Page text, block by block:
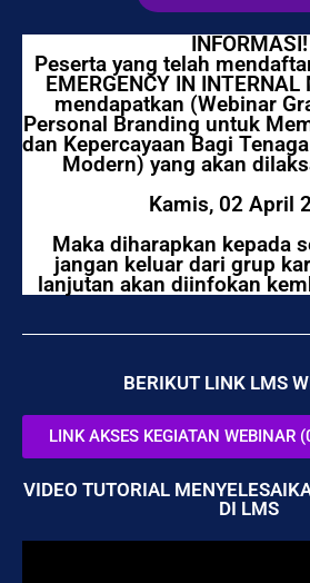
INFORMASI!
Peserta yang telah
EMERGENCY IN INTERNAL
mendapatkan (Webinar
Personal Branding untuk
dan Kepercayaan Bagi
Modern) yang akan
Kamis, 02 April
Maka diharapkan kepada
jangan keluar dari grup
lanjutan akan diinfokan
BERIKUT LINK LMS
LINK AKSES KEGIATAN
VIDEO TUTORIAL
DI LMS